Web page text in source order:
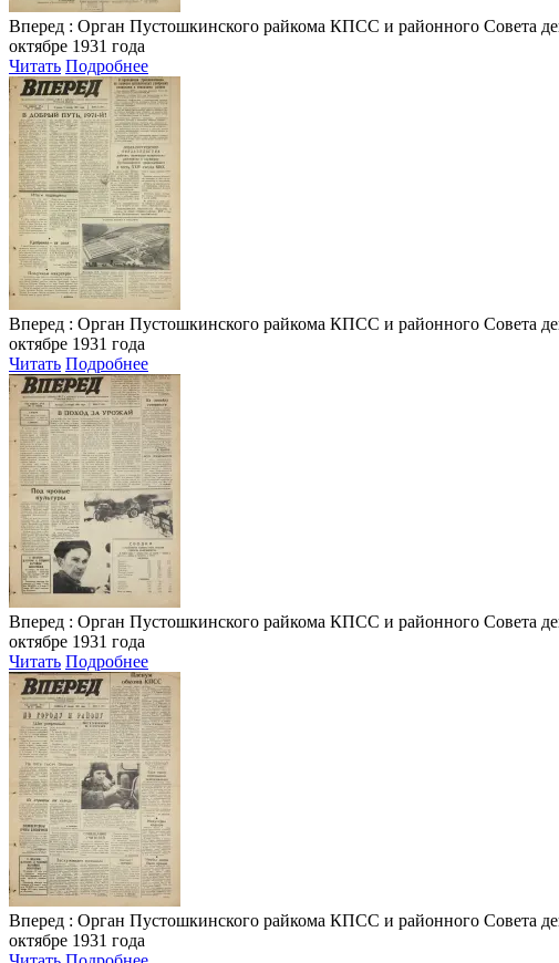
Вперед : Орган Пустошкинского райкома КПСС и районного Совета
октябре 1931 года
Читать Подробнее
Вперед : Орган Пустошкинского райкома КПСС и районного Совета
октябре 1931 года
Читать Подробнее
Вперед : Орган Пустошкинского райкома КПСС и районного Совета
октябре 1931 года
Читать Подробнее
Вперед : Орган Пустошкинского райкома КПСС и районного Совета
октябре 1931 года